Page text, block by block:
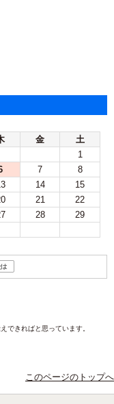
金
土
1
7
8
14
15
21
22
28
29
できればと思っています。
このページのトップへ